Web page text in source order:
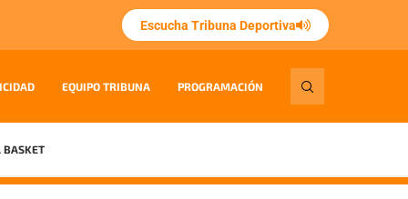
Escucha Tribuna Deportiva
EQUIPO TRIBUNA PROGRAMACIÓN
BASKET